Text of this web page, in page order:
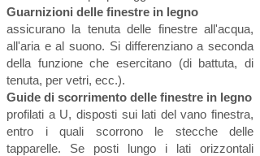
Guarnizioni delle finestre in legno
assicurano la tenuta delle finestre all'acqua,
all'aria e al suono. Si differenziano a seconda
della funzione che esercitano (di battuta, di
tenuta, per vetri, ecc.).
Guide di scorrimento delle finestre in legno
profilati a U, disposti sui lati del vano finestra,
entro i quali scorrono le stecche delle
tapparelle. Se posti lungo i lati orizzontali